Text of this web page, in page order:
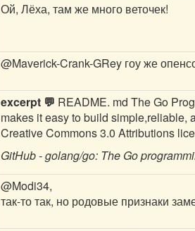
Ой, Лёха, там же много веточек!
@Maverick-Crank-GRey гоу же
excerpt 💬 README. md The Go
makes it easy to build simple,reliable,
Creative Commons 3.0 Attributions
GitHub - golang/go: The Go
@Modi34,
так-то так, но родовые признаки